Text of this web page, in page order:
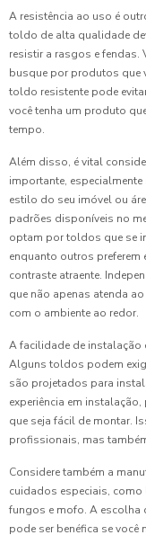
A resistência ao uso é
toldo de alta qualidade
resistir a rasgos e fendas.
busque por produtos que
toldo resistente pode
você tenha um produto
tempo.
Além disso, é vital
importante,
estilo do seu imóvel ou
padrões disponíveis no
optam por toldos que se
enquanto outros preferem
contraste atraente.
que não apenas atenda
com o ambiente ao redor.
A facilidade de instalação
Alguns toldos podem
são projetados para
experiência em
que seja fácil de montar.
profissionais, mas
Considere também a
cuidados especiais, como
fungos e mofo. A escolha
pode ser benéfica se